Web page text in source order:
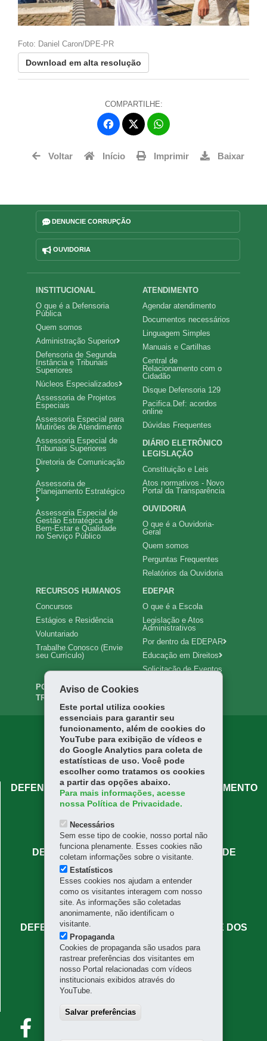
Daniel
Caron/DPE-
PR
Foto: Daniel Caron/DPE-PR
Download em alta resolução
COMPARTILHE:
Facebook
Voltar Início Imprimir Baixar
DENUNCIE CORRUPÇÃO
OUVIDORIA
Navegação
principal
INSTITUCIONAL
O que é a Defensoria
Pública
Quem somos
Administração Superior
Defensoria de Segunda
Instância e Tribunais
Superiores
Núcleos Especializados
Assessoria de Projetos
Especiais
Assessoria Especial para
Mutirões de Atendimento
Assessoria Especial de
Tribunais Superiores
Diretoria de Comunicação
Assessoria de
Planejamento Estratégico
Assessoria Especial de
Gestão Estratégica de
Bem-Estar e Qualidade
no Serviço Público
ATENDIMENTO
Agendar atendimento
Documentos necessários
Linguagem Simples
Manuais e Cartilhas
Central de
Relacionamento com o
Cidadão
Disque Defensoria 129
Pacifica.Def: acordos
online
Dúvidas Frequentes
DIÁRIO ELETRÔNICO
LEGISLAÇÃO
Constituição e Leis
Atos normativos - Novo
Portal da Transparência
OUVIDORIA
O que é a Ouvidoria-
Geral
Quem somos
Perguntas Frequentes
Relatórios da Ouvidoria
RECURSOS HUMANOS
Concursos
Estágios e Residência
Voluntariado
Trabalhe Conosco (Envie
seu Currículo)
EDEPAR
O que é a Escola
Legislação e Atos
Administrativos
Por dentro da EDEPAR
Educação em Direitos
Solicitação de Eventos
PORTAL DA
TRANSPARÊNCIA
DEFENSORIA PÚBLICA DO PARANÁ - ATENDIMENTO
CENTRAL
Rua José Bonifácio, 66 - Centro
80020-130-
DEFENSORIA PÚBLICA DO PARANÁ - SEDE
ADMINISTRATIVA
Rua Mateus Leme, 1908 - Centro Cívico
80530-010-Curitiba-PR MAPA
(41) 3313-7336
DEFENSORIA PÚBLICA DO PARANÁ - SEDE DOS
NÚCLEOS ESPECIALIZADOS
Rua Benjamin Lins, 779 - Batel
80420-100-Curitiba- PR MAPA
faleconosco@defensoria.pr.def.br
Aviso de Cookies
Este portal utiliza cookies
essenciais para garantir seu
funcionamento, além de cookies do
YouTube para exibição de vídeos e
do Google Analytics para coleta de
estatísticas de uso. Você pode
escolher como tratamos os cookies
a partir das opções abaixo.
Para mais informações, acesse
nossa Política de Privacidade.
Necessários
Sem esse tipo de cookie, nosso portal não
funciona plenamente. Esses cookies não
coletam informações sobre o visitante.
Estatísticos
Esses cookies nos ajudam a entender
como os visitantes interagem com nosso
site. As informações são coletadas
anonimamente, não identificam o
visitante.
Propaganda
Cookies de propaganda são usados para
rastrear preferências dos visitantes em
nosso Portal relacionadas com vídeos
institucionais exibidos através do
YouTube.
Salvar preferências